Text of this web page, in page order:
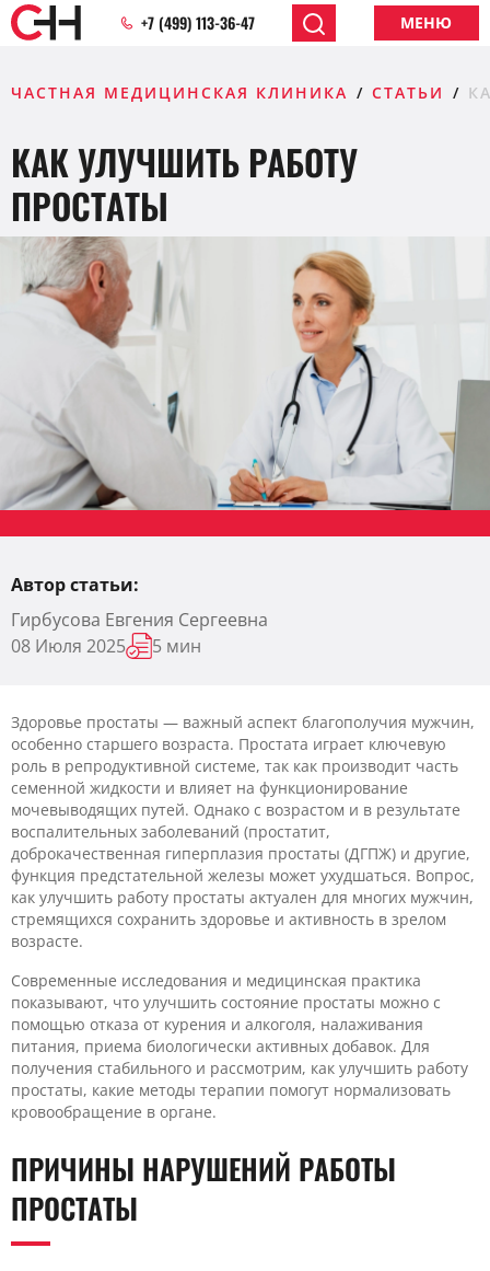
+7 (499) 113-36-47 МЕНЮ
ЧАСТНАЯ МЕДИЦИНСКАЯ КЛИНИКА СТАТЬИ
КАК УЛУЧШИТЬ РАБОТУ
ПРОСТАТЫ
Автор статьи:
Гирбусова Евгения Сергеевна
08 Июля 2025
5 мин
Здоровье простаты — важный аспект благополучия мужчин,
особенно старшего возраста. Простата играет ключевую
роль в репродуктивной системе, так как производит часть
семенной жидкости и влияет на функционирование
мочевыводящих путей. Однако с возрастом и в результате
воспалительных заболеваний (простатит,
доброкачественная гиперплазия простаты (ДГПЖ) и другие,
функция предстательной железы может ухудшаться. Вопрос,
как улучшить работу простаты актуален для многих мужчин,
стремящихся сохранить здоровье и активность в зрелом
возрасте.
Современные исследования и медицинская практика
показывают, что улучшить состояние простаты можно с
помощью отказа от курения и алкоголя, налаживания
питания, приема биологически активных добавок. Для
получения стабильного и рассмотрим, как улучшить работу
простаты, какие методы терапии помогут нормализовать
кровообращение в органе.
ПРИЧИНЫ НАРУШЕНИЙ РАБОТЫ
ПРОСТАТЫ